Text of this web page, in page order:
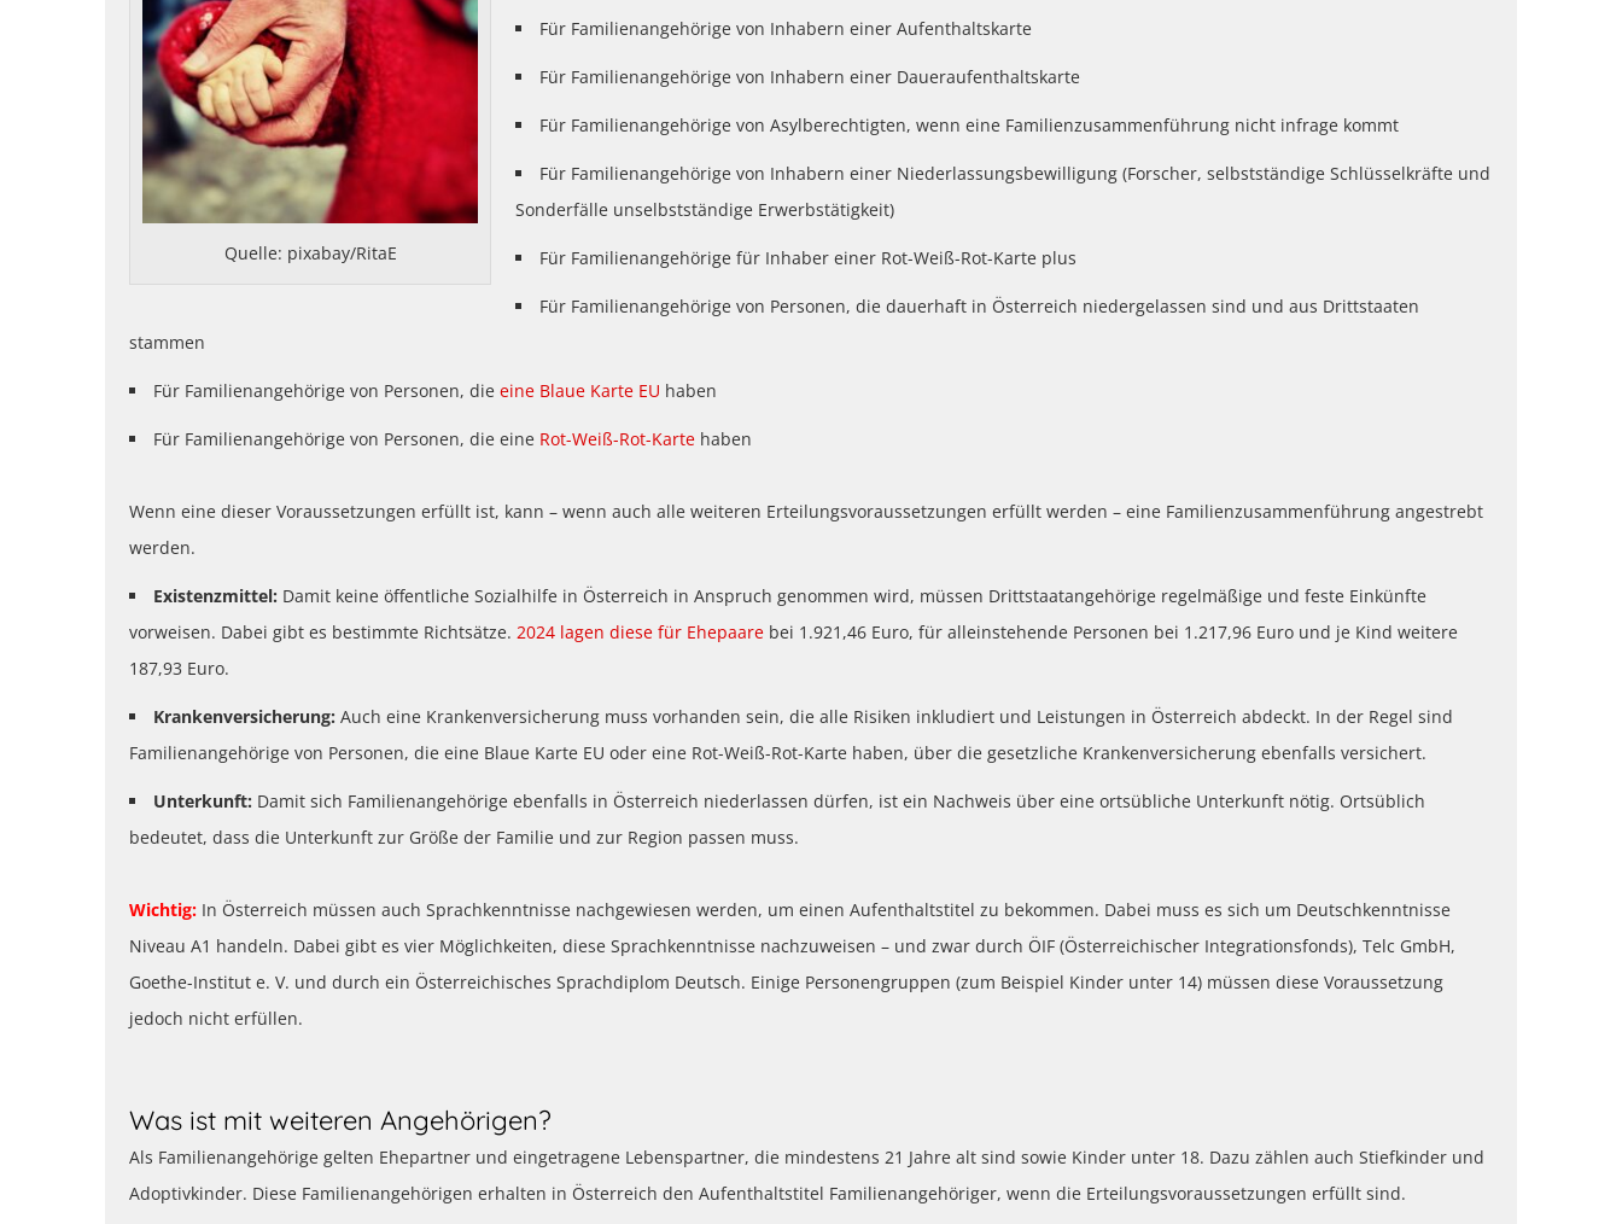
Quelle: pixabay/RitaE
Für Familienangehörige von Inhabern einer Aufenthaltskarte
Für Familienangehörige von Inhabern einer Daueraufenthaltskarte
Für Familienangehörige von Asylberechtigten, wenn eine Familienzusammenführung nicht infrage kommt
Für Familienangehörige von Inhabern einer Niederlassungsbewilligung (Forscher, selbstständige Schlüsselkräfte und
Sonderfälle unselbstständige Erwerbstätigkeit)
Für Familienangehörige für Inhaber einer Rot-Weiß-Rot-Karte plus
Für Familienangehörige von Personen, die dauerhaft in Österreich niedergelassen sind und aus Drittstaaten
stammen
Für Familienangehörige von Personen, die eine Blaue Karte EU haben
Für Familienangehörige von Personen, die eine Rot-Weiß-Rot-Karte haben
Wenn eine dieser Voraussetzungen erfüllt ist, kann – wenn auch alle weiteren Erteilungsvoraussetzungen erfüllt werden – eine Familienzusammenführung angestrebt
werden.
Existenzmittel: Damit keine öffentliche Sozialhilfe in Österreich in Anspruch genommen wird, müssen Drittstaatangehörige regelmäßige und feste Einkünfte
vorweisen. Dabei gibt es bestimmte Richtsätze. 2024 lagen diese für Ehepaare bei 1.921,46 Euro, für alleinstehende Personen bei 1.217,96 Euro und je Kind weitere
187,93 Euro.
Krankenversicherung: Auch eine Krankenversicherung muss vorhanden sein, die alle Risiken inkludiert und Leistungen in Österreich abdeckt. In der Regel sind
Familienangehörige von Personen, die eine Blaue Karte EU oder eine Rot-Weiß-Rot-Karte haben, über die gesetzliche Krankenversicherung ebenfalls versichert.
Unterkunft: Damit sich Familienangehörige ebenfalls in Österreich niederlassen dürfen, ist ein Nachweis über eine ortsübliche Unterkunft nötig. Ortsüblich
bedeutet, dass die Unterkunft zur Größe der Familie und zur Region passen muss.
Wichtig: In Österreich müssen auch Sprachkenntnisse nachgewiesen werden, um einen Aufenthaltstitel zu bekommen. Dabei muss es sich um Deutschkenntnisse
Niveau A1 handeln. Dabei gibt es vier Möglichkeiten, diese Sprachkenntnisse nachzuweisen – und zwar durch ÖIF (Österreichischer Integrationsfonds), Telc GmbH,
Goethe-Institut e. V. und durch ein Österreichisches Sprachdiplom Deutsch. Einige Personengruppen (zum Beispiel Kinder unter 14) müssen diese Voraussetzung
jedoch nicht erfüllen.
Was ist mit weiteren Angehörigen?
Als Familienangehörige gelten Ehepartner und eingetragene Lebenspartner, die mindestens 21 Jahre alt sind sowie Kinder unter 18. Dazu zählen auch Stiefkinder und
Adoptivkinder. Diese Familienangehörigen erhalten in Österreich den Aufenthaltstitel Familienangehöriger, wenn die Erteilungsvoraussetzungen erfüllt sind.